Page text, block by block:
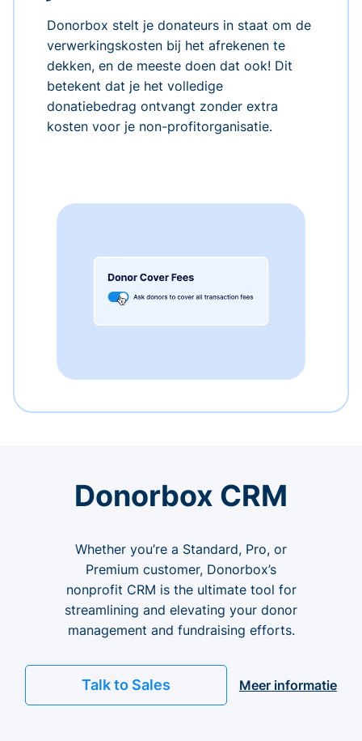
Donorbox stelt je donateurs in staat om de
verwerkingskosten bij het afrekenen te
dekken, en de meeste doen dat ook! Dit
betekent dat je het volledige
donatiebedrag ontvangt zonder extra
kosten voor je non-profitorganisatie.
Donorbox CRM
Whether you’re a Standard, Pro, or
Premium customer, Donorbox’s
nonprofit CRM is the ultimate tool for
streamlining and elevating your donor
management and fundraising efforts.
Talk to Sales Meer informatie